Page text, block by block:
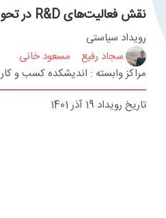
نقش فعالیت‌های R&D در تحول صنعتی کشور
رویداد سیاستی
سجاد رفیع
مسعود خانی
مراکز وابسته : اندیشکده کسب و کار
تاریخ رویداد 19 آذر 1401